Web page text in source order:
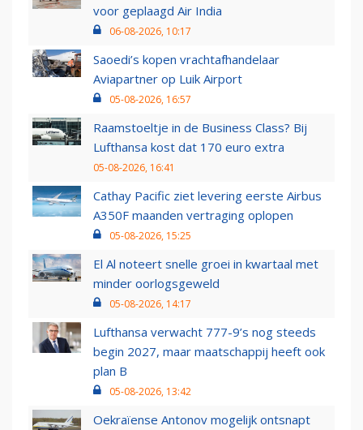
voor geplaagd Air India
06-08-2026, 10:17
Saoedi’s kopen vrachtafhandelaar
Aviapartner op Luik Airport
05-08-2026, 16:57
Raamstoeltje in de Business Class? Bij
Lufthansa kost dat 170 euro extra
05-08-2026, 16:41
Cathay Pacific ziet levering eerste Airbus
A350F maanden vertraging oplopen
05-08-2026, 15:25
El Al noteert snelle groei in kwartaal met
minder oorlogsgeweld
05-08-2026, 14:17
Lufthansa verwacht 777-9’s nog steeds
begin 2027, maar maatschappij heeft ook
plan B
05-08-2026, 13:42
Oekraïense Antonov mogelijk ontsnapt